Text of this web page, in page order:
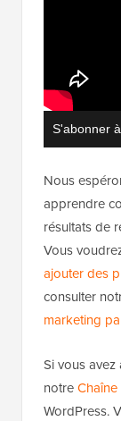
S'abonner
Nous
apprendre
résultats de
Vous
ajouter des
consulter
marketing
Si vous avez
notreChaîne
WordPress.